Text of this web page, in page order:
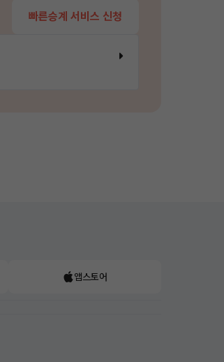
빠른승계 서비스 신청
앱스토어